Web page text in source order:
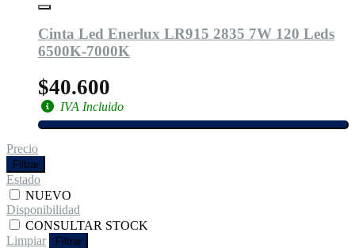
Cinta Led Enerlux LR915 2835 7W 120 Leds
6500K-7000K
$40.600
IVA Incluido
Precio
Filtrar
Estado
NUEVO
Disponibilidad
CONSULTAR STOCK
Limpiar
Filtrar